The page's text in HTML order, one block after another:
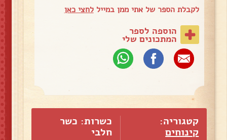
לקבלת הספר של אתי ממן במייללחצי כאן
הוספה לספר
המתכונים שלי
קטגוריה:
קינוחים
כשרות: כשר
חלבי